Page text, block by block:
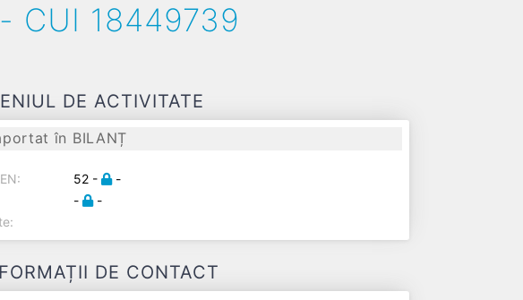
CUI 18449739
DE ACTIVITATE
în BILANȚ
52 -
-
- -
DE CONTACT